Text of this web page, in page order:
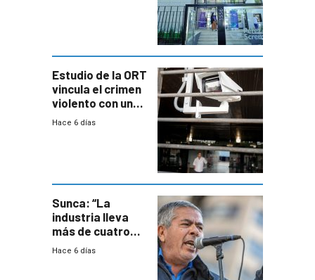
Estudio de la ORT
vincula el crimen
violento con una
menor creación
Hace 6 días
Sunca: “La
industria lleva
más de cuatro
meses sin
Hace 6 días